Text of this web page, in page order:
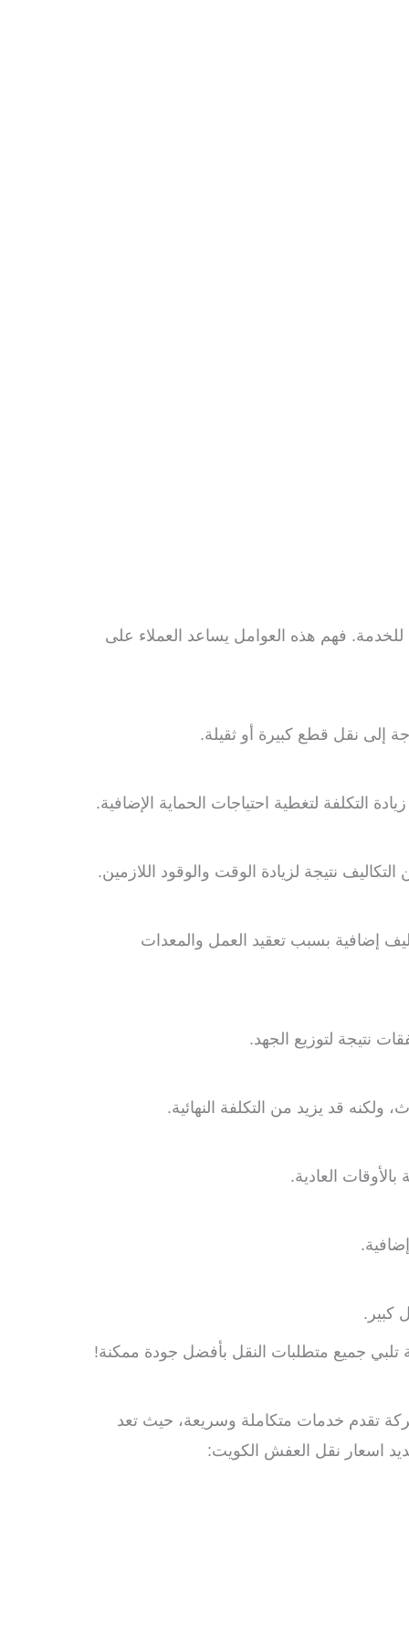
فهم هذه العوامل يساعد العملاء على
إلى نقل قطع كبيرة أو ثقيلة.
التكلفة لتغطية احتياجات الحماية الإضافية.
نتيجة لزيادة الوقت والوقود اللازمين.
إضافية بسبب تعقيد العمل والمعدات
نتيجة لتوزيع الجهد.
قد يزيد من التكلفة النهائية.
العادية.
كبير.
جميع متطلبات النقل بأفضل جودة ممكنة!
تقدم خدمات متكاملة وسريعة، حيث تعد
اسعار نقل العفش الكويت: